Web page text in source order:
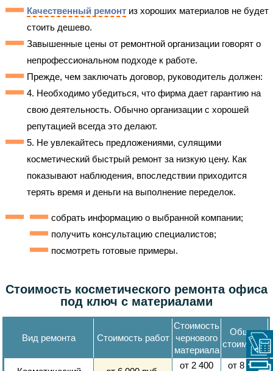
Качественный ремонт из хороших материалов не будет
стоить дешево.
Завышенные цены от ремонтной организации говорят о
непрофессиональном подходе к работе.
Прежде, чем заключать договор, руководитель должен:
4. Необходимо убедиться, что фирма дает гарантию на
свою деятельность. Обычно организации с хорошей
репутацией всегда это делают.
5. Не увлекайтесь предложениями, сулящими
косметический быстрый ремонт за низкую цену. Как
показывают наблюдения, впоследствии приходится
терять время и деньги на выполнение переделок.
собрать информацию о выбранной компании;
получить консультацию специалистов;
посмотреть готовые примеры.
Стоимость косметического ремонта офиса
под ключ с материалами
Вид ремонта Стоимость работ
Стоимость
чернового
материала
Общая
стоимость
от2 400 от 8 400